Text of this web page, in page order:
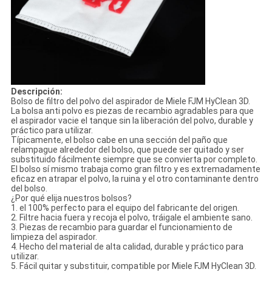
Descripción:
Bolso de filtro del polvo del aspirador de Miele FJM HyClean 3D.
La bolsa anti polvo es piezas de recambio agradables para que
el aspirador vacie el tanque sin la liberación del polvo, durable y
práctico para utilizar.
Típicamente, el bolso cabe en una sección del paño que
relampague alrededor del bolso, que puede ser quitado y ser
substituido fácilmente siempre que se convierta por completo.
El bolso sí mismo trabaja como gran filtro y es extremadamente
eficaz en atrapar el polvo, la ruina y el otro contaminante dentro
del bolso.
¿Por qué elija nuestros bolsos?
1. el 100% perfecto para el equipo del fabricante del origen.
2. Filtre hacia fuera y recoja el polvo, tráigale el ambiente sano.
3. Piezas de recambio para guardar el funcionamiento de
limpieza del aspirador.
4. Hecho del material de alta calidad, durable y práctico para
utilizar.
5. Fácil quitar y substituir, compatible por Miele FJM HyClean 3D.